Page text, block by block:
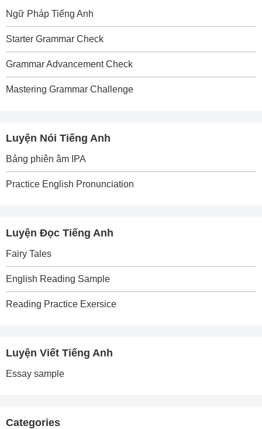
Ngữ Pháp Tiếng Anh
Starter Grammar Check
Grammar Advancement Check
Mastering Grammar Challenge
Luyện Nói Tiếng Anh
Bảng phiên âm IPA
Practice English Pronunciation
Luyện Đọc Tiếng Anh
Fairy Tales
English Reading Sample
Reading Practice Exersice
Luyện Viết Tiếng Anh
Essay sample
Categories